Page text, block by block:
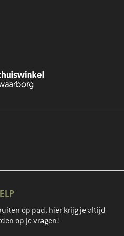
op pad, hier krijg je altijd
op je vragen!